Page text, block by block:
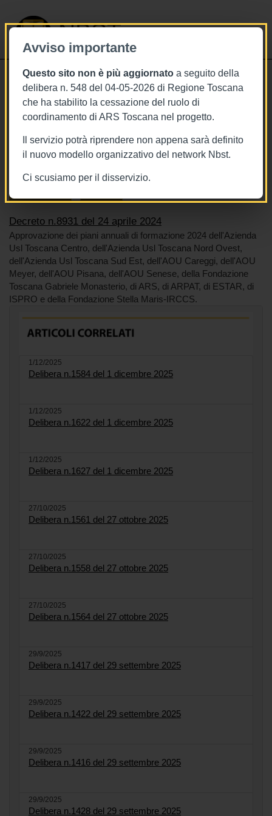
Avviso importante
Questo sito non è più aggiornato a seguito della
delibera n. 548 del 04-05-2026 di Regione Toscana
che ha stabilito la cessazione del ruolo di
coordinamento di ARS Toscana nel progetto.
Il servizio potrà riprendere non appena sarà definito
il nuovo modello organizzativo del network Nbst.
Ci scusiamo per il disservizio.
NBST
24/4/2024
Decreto n.8931 del 24 aprile 2024
Tags Toscana
BURT Bollettino della regione toscana
Sistema sanitario
Decreto n.8931 del 24 aprile 2024
Approvazione dei piani annuali di formazione 2024 dell'Azienda
Usl Toscana Centro, dell'Azienda Usl Toscana Nord Ovest,
dell'Azienda Usl Toscana Sud Est, dell'AOU Careggi, dell'AOU
Meyer, dell'AOU Pisana, dell'AOU Senese, della Fondazione
Toscana Gabriele Monasterio, di ARS, di ARPAT, di ESTAR, di
ISPRO e della Fondazione Stella Maris-IRCCS.
1/12/2025
Delibera n.1584 del 1 dicembre 2025
1/12/2025
Delibera n.1622 del 1 dicembre 2025
1/12/2025
Delibera n.1627 del 1 dicembre 2025
27/10/2025
Delibera n.1561 del 27 ottobre 2025
27/10/2025
Delibera n.1558 del 27 ottobre 2025
27/10/2025
Delibera n.1564 del 27 ottobre 2025
29/9/2025
Delibera n.1417 del 29 settembre 2025
29/9/2025
Delibera n.1422 del 29 settembre 2025
29/9/2025
Delibera n.1416 del 29 settembre 2025
29/9/2025
Delibera n.1428 del 29 settembre 2025